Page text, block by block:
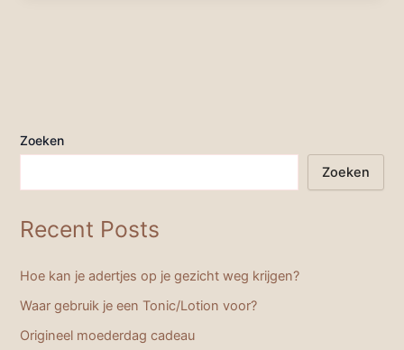
Zoeken
Zoeken
Recent Posts
Hoe kan je adertjes op je gezicht weg krijgen?
Waar gebruik je een Tonic/Lotion voor?
Origineel moederdag cadeau